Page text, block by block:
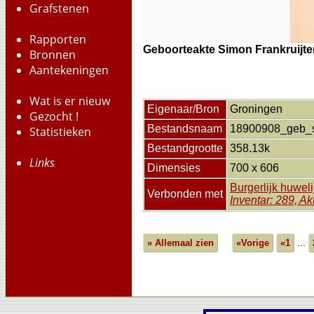
Grafstenen
Rapporten
Bronnen
Aantekeningen
Wat is er nieuw
Gezocht !
Statistieken
Links
Geboorteakte Simon
Eigenaar/Bron
Groningen
Bestandsnaam
Bestandgrootte 358.13k
Dimensies
700 x 606
Verbonden met
Burgerlijk
Inventar: 289,
» Allemaal zien «Vorige «1